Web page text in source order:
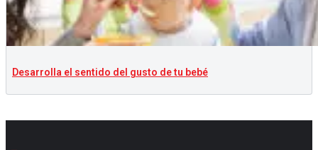
Desarrolla el sentido del gusto de tu bebé